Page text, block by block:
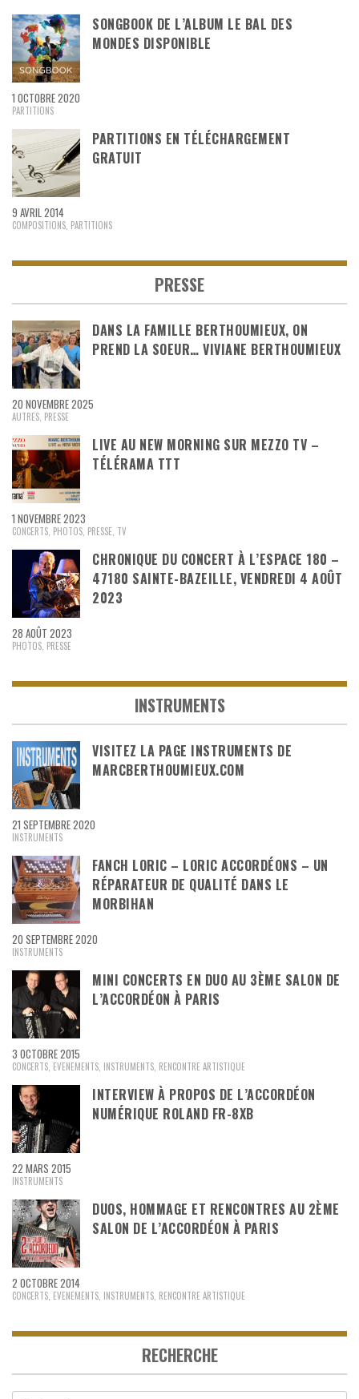
SONGBOOK DE L’ALBUM LE BAL DES
MONDES DISPONIBLE
1 OCTOBRE 2020
PARTITIONS
PARTITIONS EN TÉLÉCHARGEMENT
GRATUIT
9 AVRIL 2014
COMPOSITIONS PARTITIONS
PRESSE
DANS LA FAMILLE BERTHOUMIEUX, ON
PREND LA SOEUR… VIVIANE BERTHOUMIEUX
20 NOVEMBRE 2025
AUTRES PRESSE
LIVE AU NEW MORNING SUR MEZZO TV –
TÉLÉRAMA TTT
1 NOVEMBRE 2023
CONCERTS PHOTOS PRESSE TV
CHRONIQUE DU CONCERT À L’ESPACE 180 –
47180 SAINTE-BAZEILLE, VENDREDI 4 AOÛT
2023
28 AOÛT 2023
PHOTOS PRESSE
INSTRUMENTS
VISITEZ LA PAGE INSTRUMENTS DE
MARCBERTHOUMIEUX.COM
21 SEPTEMBRE 2020
INSTRUMENTS
FANCH LORIC – LORIC ACCORDÉONS – UN
RÉPARATEUR DE QUALITÉ DANS LE
MORBIHAN
20 SEPTEMBRE 2020
INSTRUMENTS
MINI CONCERTS EN DUO AU 3ÈME SALON DE
L’ACCORDÉON À PARIS
3 OCTOBRE 2015
CONCERTS EVENEMENTS INSTRUMENTS RENCONTRE ARTISTIQUE
INTERVIEW À PROPOS DE L’ACCORDÉON
NUMÉRIQUE ROLAND FR-8XB
22 MARS 2015
INSTRUMENTS
DUOS, HOMMAGE ET RENCONTRES AU 2ÈME
SALON DE L’ACCORDÉON À PARIS
2 OCTOBRE 2014
CONCERTS EVENEMENTS INSTRUMENTS RENCONTRE ARTISTIQUE
RECHERCHE